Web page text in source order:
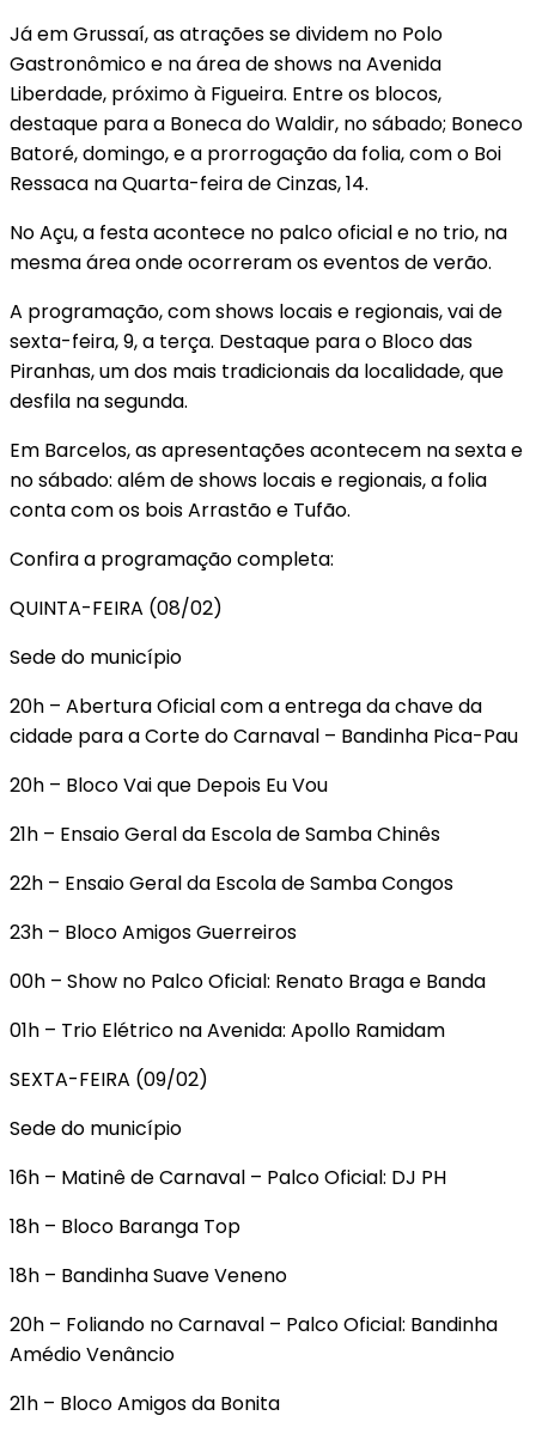
Já em Grussaí, as atrações se dividem no Polo
Gastronômico e na área de shows na Avenida
Liberdade, próximo à Figueira. Entre os blocos,
destaque para a Boneca do Waldir, no sábado; Boneco
Batoré, domingo, e a prorrogação da folia, com o Boi
Ressaca na Quarta-feira de Cinzas, 14.
No Açu, a festa acontece no palco oficial e no trio, na
mesma área onde ocorreram os eventos de verão.
A programação, com shows locais e regionais, vai de
sexta-feira, 9, a terça. Destaque para o Bloco das
Piranhas, um dos mais tradicionais da localidade, que
desfila na segunda.
Em Barcelos, as apresentações acontecem na sexta e
no sábado: além de shows locais e regionais, a folia
conta com os bois Arrastão e Tufão.
Confira a programação completa:
QUINTA-FEIRA (08/02)
Sede do município
20h – Abertura Oficial com a entrega da chave da
cidade para a Corte do Carnaval – Bandinha Pica-Pau
20h – Bloco Vai que Depois Eu Vou
21h – Ensaio Geral da Escola de Samba Chinês
22h – Ensaio Geral da Escola de Samba Congos
23h – Bloco Amigos Guerreiros
00h – Show no Palco Oficial: Renato Braga e Banda
01h – Trio Elétrico na Avenida: Apollo Ramidam
SEXTA-FEIRA (09/02)
Sede do município
16h – Matinê de Carnaval – Palco Oficial: DJ PH
18h – Bloco Baranga Top
18h – Bandinha Suave Veneno
20h – Foliando no Carnaval – Palco Oficial: Bandinha
Amédio Venâncio
21h – Bloco Amigos da Bonita